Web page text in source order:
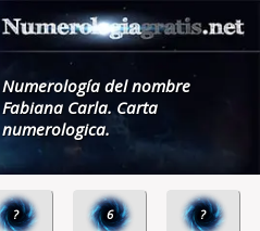
Numerología del nombre
Fabiana Carla. Carta
numerologica.
? 6 ?